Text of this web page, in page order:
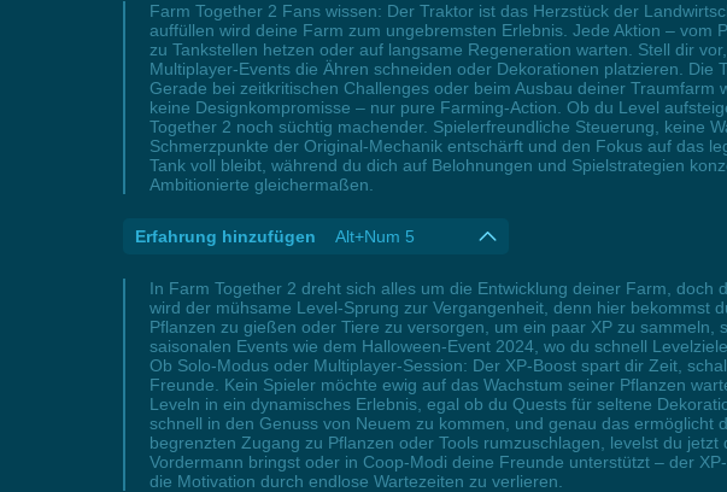
Farm Together 2 Fans wissen: Der Traktor ist das Herzstück der
auffüllen wird deine Farm zum ungebremsten Erlebnis. Jede Aktion –
zu Tankstellen hetzen oder auf langsame Regeneration warten. Stell dir
Multiplayer-Events die Ähren schneiden oder Dekorationen platzieren. Die
Gerade bei zeitkritischen Challenges oder beim Ausbau deiner
keine Designkompromisse – nur pure Farming-Action. Ob du Level
Together 2 noch süchtig machender. Spielerfreundliche Steuerung, keine
Schmerzpunkte der Original-Mechanik entschärft und den Fokus auf das
Tank voll bleibt, während du dich auf Belohnungen und Spielstrategien
Ambitionierte gleichermaßen.
Erfahrung hinzufügen Alt+Num 5
In Farm Together 2 dreht sich alles um die Entwicklung deiner Farm,
wird der mühsame Level-Sprung zur Vergangenheit, denn hier bekommst
Pflanzen zu gießen oder Tiere zu versorgen, um ein paar XP zu
saisonalen Events wie dem Halloween-Event 2024, wo du schnell
Ob Solo-Modus oder Multiplayer-Session: Der XP-Boost spart dir Zeit,
Freunde. Kein Spieler möchte ewig auf das Wachstum seiner Pflanzen
Leveln in ein dynamisches Erlebnis, egal ob du Quests für seltene
schnell in den Genuss von Neuem zu kommen, und genau das
begrenzten Zugang zu Pflanzen oder Tools rumzuschlagen, levelst du
Vordermann bringst oder in Coop-Modi deine Freunde unterstützt – der
die Motivation durch endlose Wartezeiten zu verlieren.